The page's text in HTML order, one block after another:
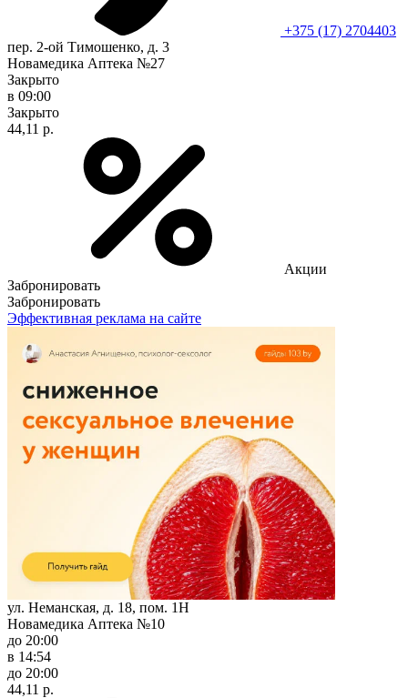
+375 (17) 2704403
пер. 2-ой Тимошенко, д. 3
Новамедика Аптека №27
Закрыто
в 09:00
Закрыто
44,11 р.
Акции
Забронировать
Забронировать
Эффективная реклама на сайте
ул. Неманская, д. 18, пом. 1Н
Новамедика Аптека №10
до 20:00
в 14:54
до 20:00
44,11 р.